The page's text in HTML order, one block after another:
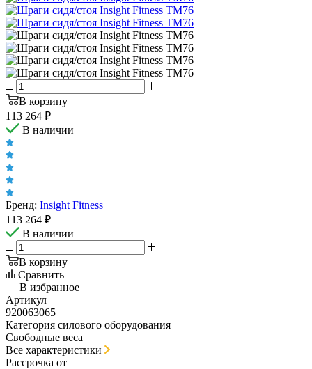
В корзину
113 264 ₽
В наличии
Бренд: Insight Fitness
113 264 ₽
В наличии
В корзину
Сравнить
В избранное
Артикул
920063065
Категория силового оборудования
Свободные веса
Все характеристики
Рассрочка от